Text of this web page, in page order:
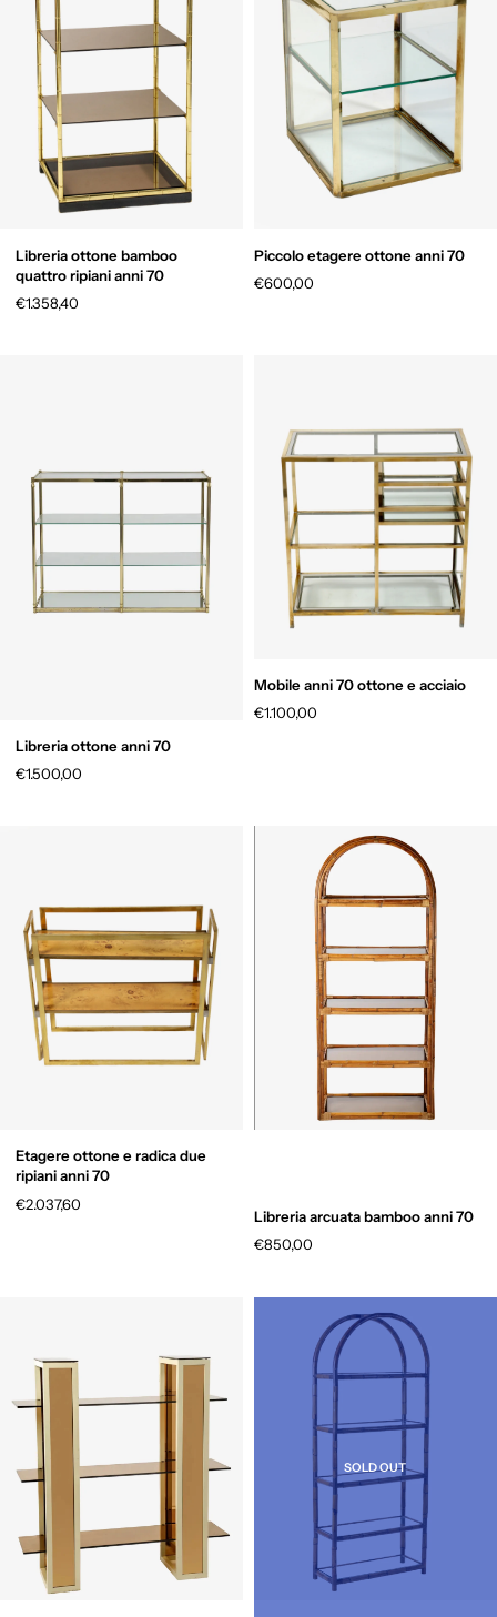
Libreria ottone bamboo
quattro ripiani anni 70
€1.358,40
Piccolo etagere ottone anni 70
€600,00
Libreria ottone anni 70
€1.500,00
Mobile anni 70 ottone e acciaio
€1.100,00
Etagere ottone e radica due
ripiani anni 70
€2.037,60
Libreria arcuata bamboo anni 70
€850,00
SOLD OUT